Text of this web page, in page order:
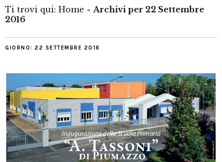
Ti trovi qui: Home » Archivi per 22 Settembre
2016
GIORNO: 22 SETTEMBRE 2016